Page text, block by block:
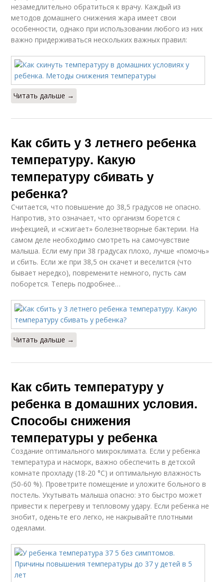
незамедлительно обратиться к врачу. Каждый из
методов домашнего снижения жара имеет свои
особенности, однако при использовании любого из них
важно придерживаться нескольких важных правил:
Читать дальше →
Как сбить у 3 летнего ребенка
температуру. Какую
температуру сбивать у
ребенка?
Считается, что повышение до 38,5 градусов не опасно.
Напротив, это означает, что организм борется с
инфекцией, и «сжигает» болезнетворные бактерии. На
самом деле необходимо смотреть на самочувствие
малыша. Если ему при 38 градусах плохо, лучше «помочь»
и сбить. Если же при 38,5 он скачет и веселится (что
бывает нередко), повремените немного, пусть сам
поборется. Теперь подробнее…
Читать дальше →
Как сбить температуру у
ребенка в домашних условия.
Способы снижения
температуры у ребенка
Создание оптимального микроклимата. Если у ребенка
температура и насморк, важно обеспечить в детской
комнате прохладу (18-20 °С) и оптимальную влажность
(50-60 %). Проветрите помещение и уложите больного в
постель. Укутывать малыша опасно: это быстро может
привести к перегреву и тепловому удару. Если ребенка не
знобит, оденьте его легко, не накрывайте плотными
одеялами.